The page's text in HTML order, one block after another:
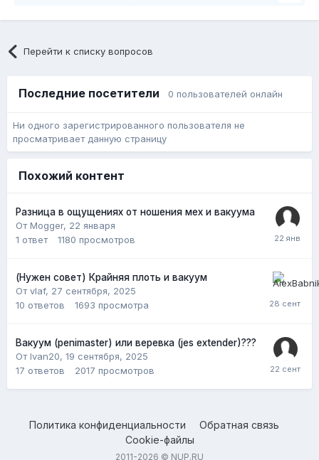
Перейти к списку вопросов
Последние посетители 0 пользователей онлайн
Ни одного зарегистрированного пользователя не
просматривает данную страницу
Похожий контент
Разница в ощущениях от ношения мех и вакуума
От Mogger, 22 января
1 ответ 1180 просмотров
(Нужен совет) Крайняя плоть и вакуум
От vlaf, 27 сентября, 2025
10 ответов 1693 просмотра
Вакуум (penimaster) или веревка (jes extender)???
От Ivan20, 19 сентября, 2025
17 ответов 2017 просмотров
Политика конфиденциальности
Обратная связь
Cookie-файлы
2011-2026 © NUP.RU